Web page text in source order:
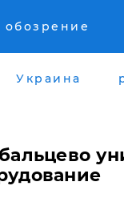
обозрение
Украина